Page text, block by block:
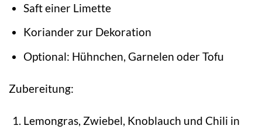
Saft einer Limette
Koriander zur Dekoration
Optional: Hühnchen, Garnelen oder Tofu
Zubereitung:
Lemongras, Zwiebel, Knoblauch und Chili in